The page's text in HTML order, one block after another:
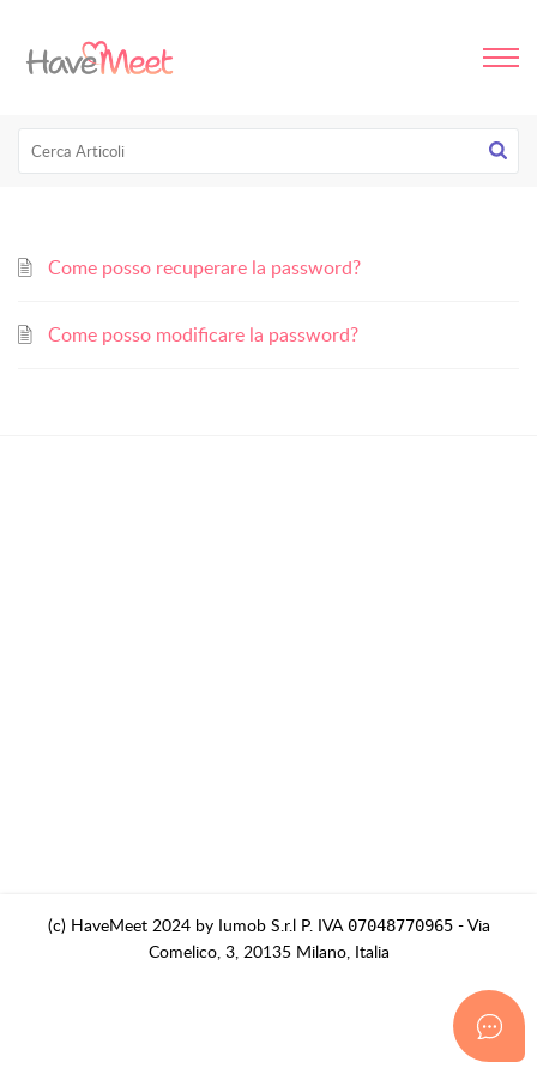
Come posso recuperare la password?
Come posso modificare la password?
(c) HaveMeet 2024 by Iumob S.r.l P. IVA 07048770965- Via
Comelico, 3, 20135 Milano, Italia